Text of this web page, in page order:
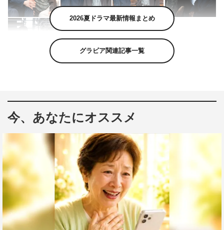
本作は、幕末の京都を舞台に、最強のサムライ集団・新撰
組の志士たちの荒々しくも熱い生き様を、ド派手なアクシ
ョンと、史実に基づきながらも大胆な解釈で描いた人気コ
ミック「ちるらん 新撰組鎮魂歌」（漫画：橋本エイジ 原
作：梅村真也）を実写化。5月1日より最終話が配信中で、
5月9日より、北米・ラテンアメリカ・ヨーロッパ・アジア
の一部を含む世界100以上の国と地域へ配信される。
2026夏ドラマ最新情報まとめ
グラビア関連記事一覧
今、あなたにオススメ